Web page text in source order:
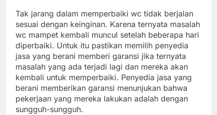
Tak jarang dalam memperbaiki wc tidak berjalan
sesuai dengan keinginan. Karena ternyata masalah
wc mampet kembali muncul setelah beberapa hari
diperbaiki. Untuk itu pastikan memilih penyedia
jasa yang berani memberi garansi jika ternyata
masalah yang ada terjadi lagi dan mereka akan
kembali untuk memperbaiki. Penyedia jasa yang
berani memberikan garansi menunjukan bahwa
pekerjaan yang mereka lakukan adalah dengan
sungguh-sungguh.